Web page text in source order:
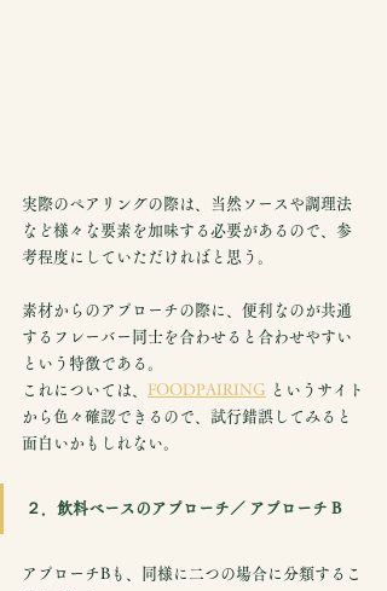
実際のペアリングの際は、当然ソースや調理法
など様々な要素を加味する必要があるので、参
考程度にしていただければと思う。
素材からのアプローチの際に、便利なのが共通
するフレーバー同士を合わせると合わせやすい
という特徴である。
これについては、 FOODPAIRING
というサイト
から色々確認できるので、試行錯誤してみると
面白いかもしれない。
２．飲料ベースのアプローチ／ アプローチ B
アプローチBも、同様に二つの場合に分類するこ